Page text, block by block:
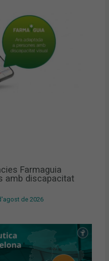
Farmaguia
amb discapacitat
de 2026